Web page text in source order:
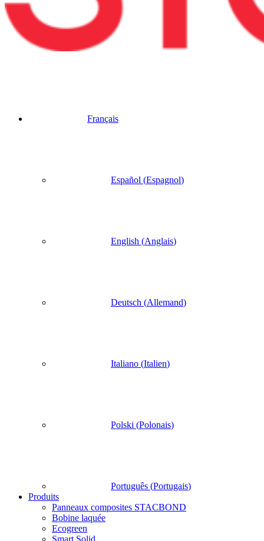
Français
Español (Espagnol)
English (Anglais)
Deutsch (Allemand)
Italiano (Italien)
Polski (Polonais)
Português (Portugais)
Produits
Panneaux composites STACBOND
Bobine laquée
Ecogreen
Smart Solid